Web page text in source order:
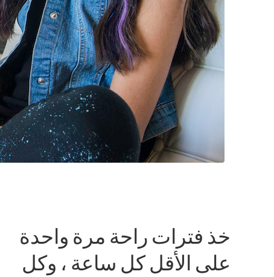
خذ فترات راحة مرة واحدة
على الأقل كل ساعة ، وكل